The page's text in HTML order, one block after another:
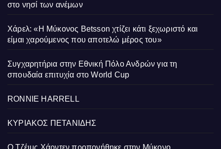
στο νησί των ανέμων
Χάρελ: «Η Μύκονος Betsson χτίζει κάτι ξεχωριστό και
είμαι χαρούμενος που αποτελώ μέρος του»
Συγχαρητήρια στην Εθνική Πόλο Ανδρών για τη
σπουδαία επιτυχία στο World Cup
RONNIE HARRELL
ΚΥΡΙΑΚΟΣ ΠΕΤΑΝΙΔΗΣ